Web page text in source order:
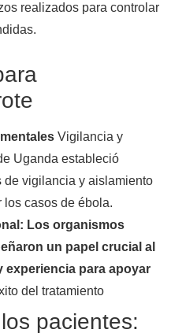
realizados para controlar
Vigilancia y
Uganda estableció
de vigilancia y aislamiento
los casos de ébola.
Los organismos
un papel crucial al
para apoyar
del tratamiento
pacientes: